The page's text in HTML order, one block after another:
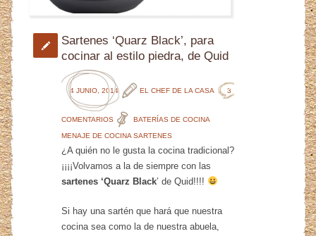
Sartenes ‘Quarz Black’, para
cocinar al estilo piedra, de Quid
4 JUNIO, 2014 EL CHEF DE LA CASA 3
COMENTARIOS BATERÍAS DE COCINA
MENAJE DE COCINA SARTENES
¿A quién no le gusta la cocina tradicional?
¡¡¡¡Volvamos a la de siempre con las
sartenes ‘Quarz Black’ de Quid!!!!
Si hay una sartén que hará que nuestra
cocina sea como la de nuestra abuela,